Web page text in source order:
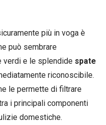
più in voga è
può sembrare
verdi e le splendide spate
riconoscibile.
le permette di filtrare
i principali componenti
domestiche.